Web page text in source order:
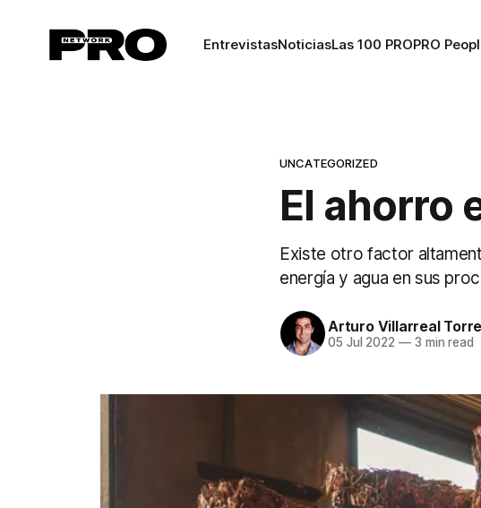
EntrevistasNoticiasLas 100 PROPRO
UNCATEGORIZED
El ahorro
Existe otro factor
energía y agua en sus
Arturo Villarreal
05 Jul 2022 —3 min read